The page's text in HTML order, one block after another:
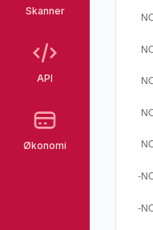
Skanner
API
Økonomi